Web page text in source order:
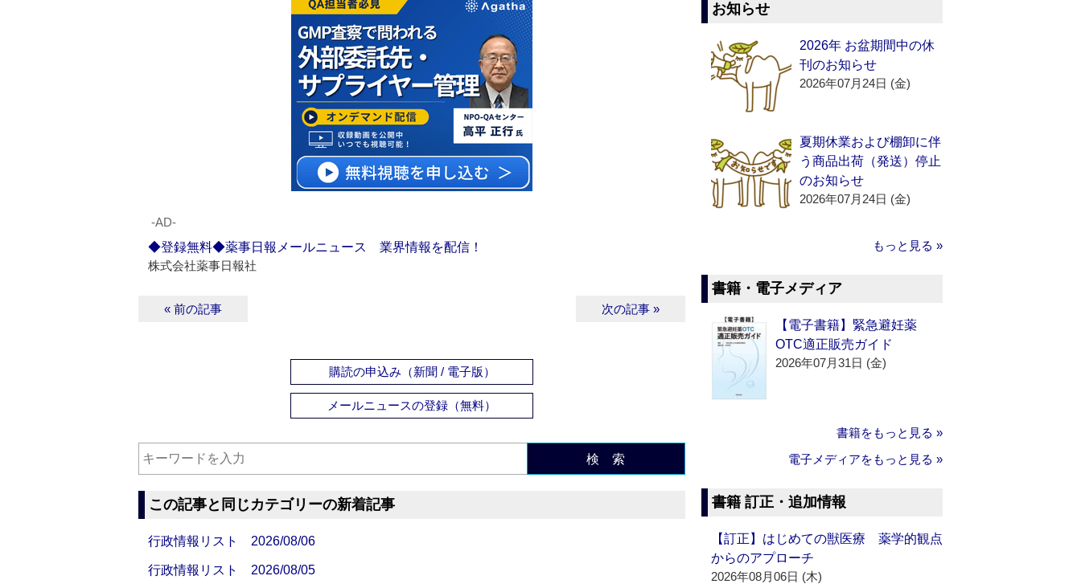
‐AD‐
◆登録無料◆薬事日報メールニュース 業界情報を配信！
株式会社薬事日報社
« 前の記事 次の記事 »
購読の申込み（新聞 / 電子版）
メールニュースの登録（無料）
検 索
この記事と同じカテゴリーの新着記事
行政情報リスト 2026/08/06
行政情報リスト 2026/08/05
お知らせ
2026年 お盆期間中の休
刊のお知らせ
2026年07月24日 (金)
夏期休業および棚卸に伴
う商品出荷（発送）停止
のお知らせ
2026年07月24日 (金)
もっと見る »
書籍・電子メディア
【電子書籍】緊急避妊薬
OTC適正販売ガイド
2026年07月31日 (金)
書籍をもっと見る »
電子メディアをもっと見る »
書籍 訂正・追加情報
【訂正】はじめての獣医療 薬学的観点
からのアプローチ
2026年08月06日 (木)